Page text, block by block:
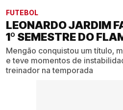
FUTEBOL
LEONARDO JARDIM
1º SEMESTRE DO
Mengão conquistou um título,
e teve momentos de
treinador na temporada